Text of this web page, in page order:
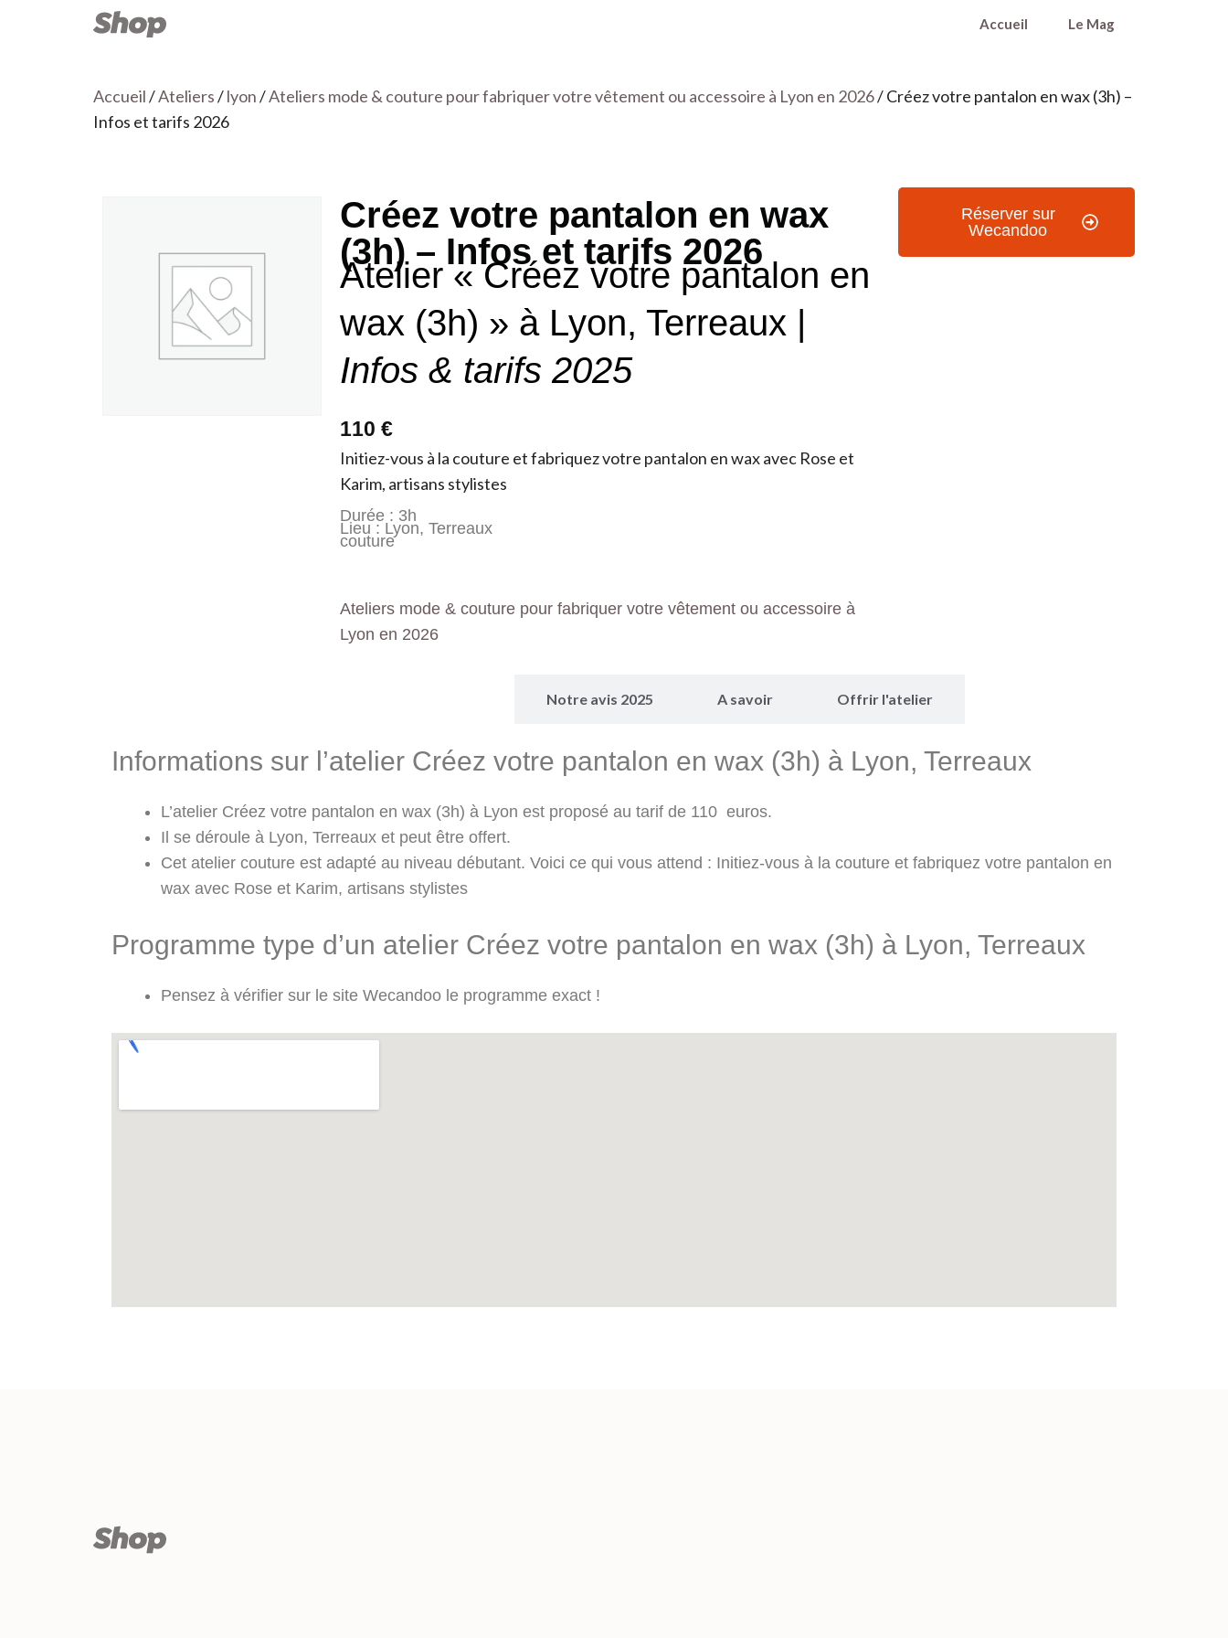
Accueil Le Mag
Accueil/Ateliers/lyon/Ateliers mode & couture pour fabriquer votre vêtement ou accessoire à Lyon en 2026/ Créez votre pantalon en wax (3h) –
Infos et tarifs 2026
Créez votre pantalon en wax
(3h) – Infos et tarifs 2026
Atelier « Créez votre pantalon en
wax (3h) » à Lyon, Terreaux |
Infos & tarifs 2025
110 €
Initiez-vous à la couture et fabriquez votre pantalon en wax avec Rose et
Karim, artisans stylistes
Durée : 3h
Lieu : Lyon, Terreaux
couture
Ateliers mode & couture pour fabriquer votre vêtement ou accessoire à
Lyon en 2026
Réserver sur
Wecandoo
Notre avis 2025 A savoir Offrir l'atelier
Informations sur l’atelier Créez votre pantalon en wax (3h) à Lyon, Terreaux
L’atelier Créez votre pantalon en wax (3h) à Lyon est proposé au tarif de 110 euros.
Il se déroule à Lyon, Terreaux et peut être offert.
Cet atelier couture est adapté au niveau débutant. Voici ce qui vous attend : Initiez-vous à la couture et fabriquez votre pantalon en
wax avec Rose et Karim, artisans stylistes
Programme type d’un atelier Créez votre pantalon en wax (3h) à Lyon, Terreaux
Pensez à vérifier sur le site Wecandoo le programme exact !